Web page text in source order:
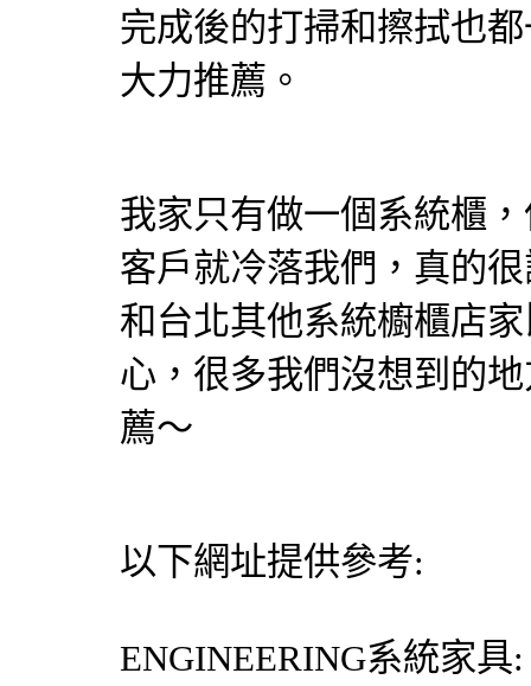
完成後的打掃和擦拭也
大力推薦。
我家只有做一個 系統櫃
客戶就冷落我們，真的
和台北其他系統櫥櫃店
心，很多我們沒想到的
薦～
以下網址提供參考:
ENGINEERING系統家具